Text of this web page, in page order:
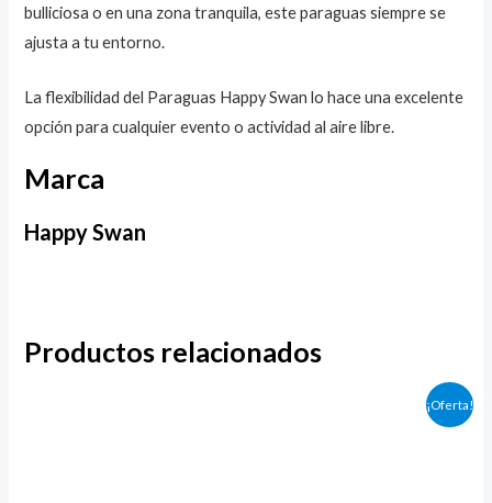
bulliciosa o en una zona tranquila, este paraguas siempre se
ajusta a tu entorno.
La flexibilidad del Paraguas Happy Swan lo hace una excelente
opción para cualquier evento o actividad al aire libre.
Marca
Happy Swan
Productos relacionados
¡Oferta!
precio